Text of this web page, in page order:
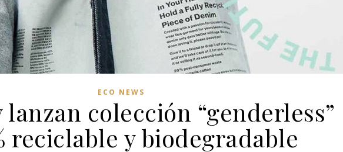
ECO NEWS
lanzan colección “genderless”
reciclable y biodegradable